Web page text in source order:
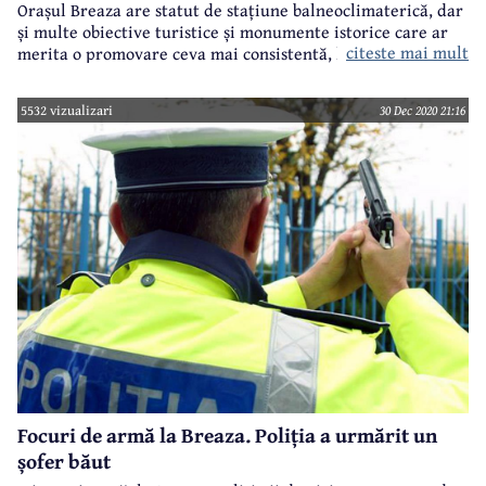
Orașul Breaza are statut de stațiune balneoclimaterică, dar
și multe obiective turistice și monumente istorice care ar
merita o promovare ceva mai consistentă, lucru pe care
realizeze. Acum, la final de an, s-a făcut un pas important
în domeniul turismului, monumentele istorice și
obiectivele turistice din Breaza fiind digitalizate.
citeste mai mult
5532 vizualizari 30 Dec 2020 21:16
Focuri de armă la Breaza. Poliția a urmărit un
șofer băut